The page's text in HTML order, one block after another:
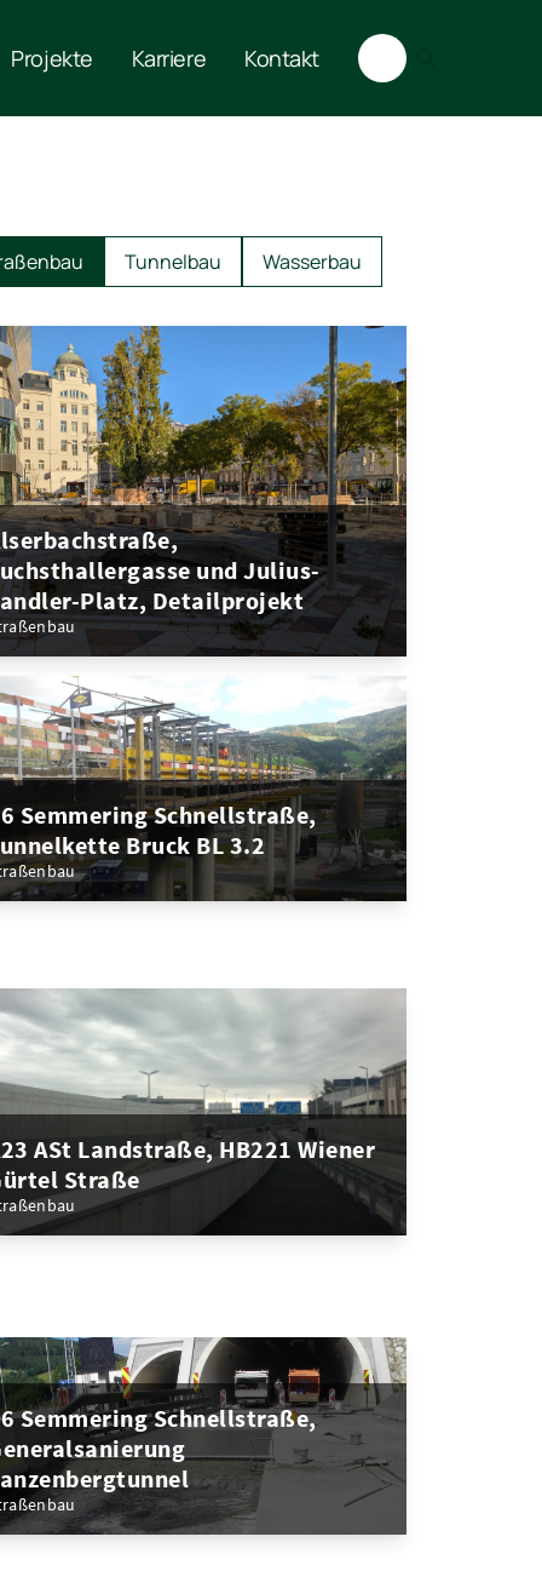
Projekte Karriere Kontakt
Tunnelbau Wasserbau
und Julius-
Platz, Detailprojekt
Semmering Schnellstraße,
Bruck BL 3.2
ASt Landstraße, HB221 Wiener
Straße
Semmering Schnellstraße,